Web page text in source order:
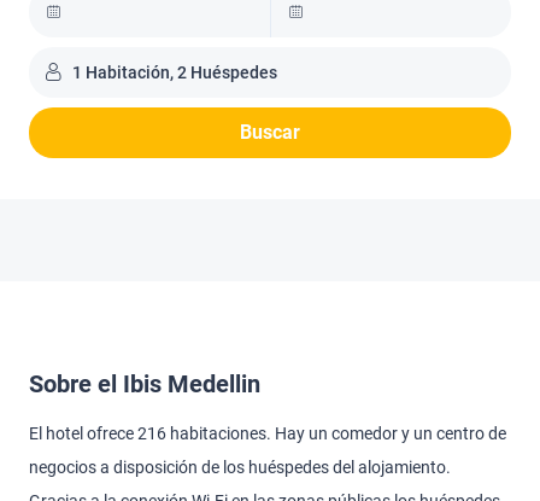
1 Habitación, 2 Huéspedes
Buscar
Sobre el Ibis Medellin
El hotel ofrece 216 habitaciones. Hay un comedor y un centro de
negocios a disposición de los huéspedes del alojamiento.